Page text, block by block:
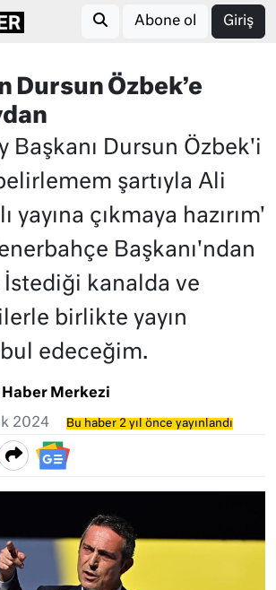
Abone ol Giriş
Dursun Özbek’e
Başkanı Dursun Özbek'i
şartıyla Ali
yayına çıkmaya hazırım'
Başkanı'ndan
İstediği kanalda ve
birlikte yayın
edeceğim.
Merkezi
2024 Bu haber 2 yıl önce yayınlandı